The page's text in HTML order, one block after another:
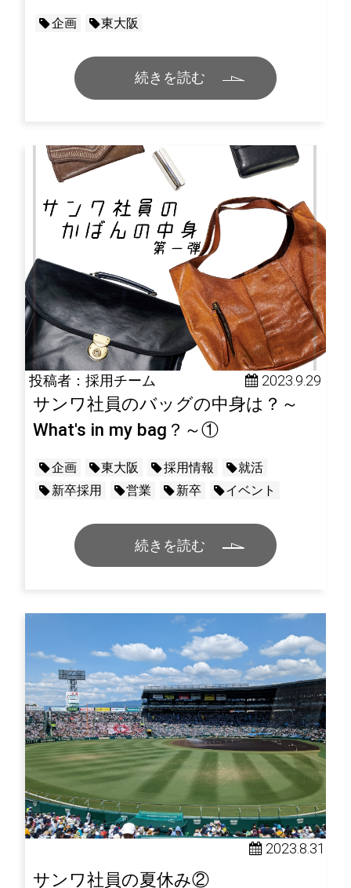
企画 東大阪
続きを読む
投稿者：採用チーム 2023.9.29
サンワ社員のバッグの中身は？～
What's in my bag？～①
企画 東大阪 採用情報
就活
新卒採用
営業 新卒 イベント
続きを読む
2023.8.31
サンワ社員の夏休み②